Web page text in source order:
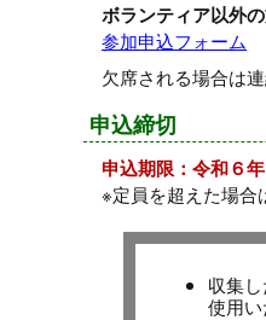
ボランティア以外
参加申込フォーム
欠席される場合は連
申込締切
申込期限：令和６
※定員を超えた場合
収集
使用い